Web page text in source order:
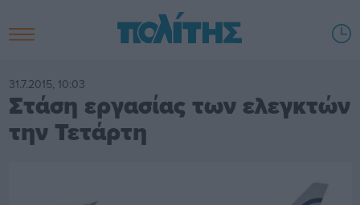
31.7.2015, 10:03
Στάση εργασίας των ελεγκτών
την Τετάρτη